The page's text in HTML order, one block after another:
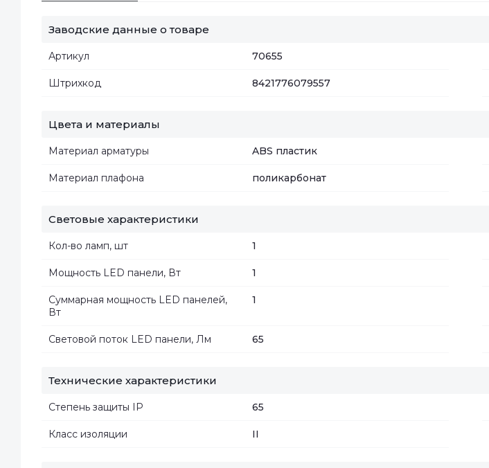
Заводские данные о товаре
Артикул 70655
Штрихкод 8421776079557
Цвета и материалы
Материал арматуры ABS пластик
Материал плафона поликарбонат
Световые характеристики
Кол-во ламп, шт 1
Мощность LED панели, Вт 1
Суммарная мощность LED панелей,
Вт
1
Световой поток LED панели, Лм 65
Технические характеристики
Степень защиты IP 65
Класс изоляции II